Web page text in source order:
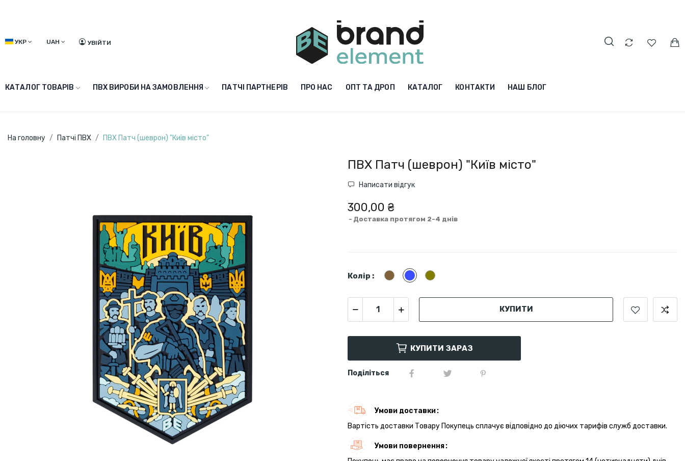
УКР UAH УВІЙТИ
КАТАЛОГ ТОВАРІВ ПВХ ВИРОБИ НА ЗАМОВЛЕННЯ ПАТЧІ ПАРТНЕРІВ ПРО НАС ОПТ ТА ДРОП КАТАЛОГ КОНТАКТИ НАШ БЛОГ
На головну Патчі ПВХ ПВХ Патч (шеврон) "Київ місто"
ПВХ Патч (шеврон) "Київ місто"
Написати відгук
300,00 ₴
Доставка протягом 2-4 днів
Колір : КойотСиній Олива
КУПИТИ
КУПИТИ ЗАРАЗ
Поділіться
Умови доставки
Вартість доставки Товару Покупець сплачує відповідно до діючих тарифів служб доставки.
Умови повернення